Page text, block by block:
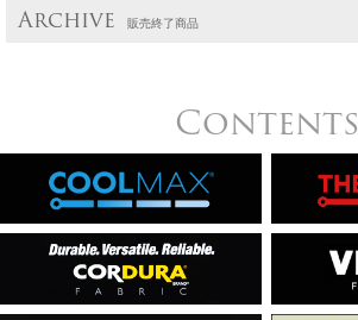
Archive 販売終了商品
Contents